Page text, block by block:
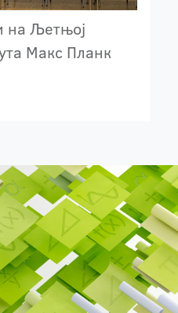
на Љетњој
Макс Планк